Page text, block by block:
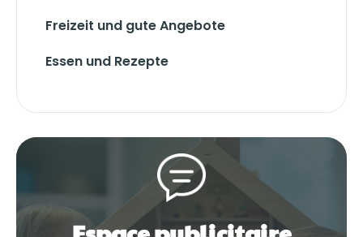
Freizeit und gute Angebote
Essen und Rezepte